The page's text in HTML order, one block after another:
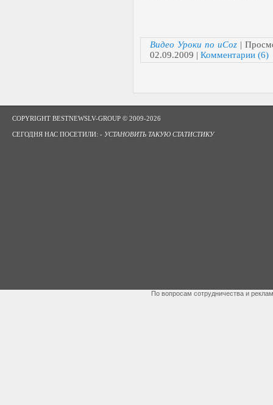
Видео Уроки по uCoz |
02.09.2009 | Комментарии (6)
COPYRIGHT BESTNEWSLV-GROUP © 2009-2026
СЕГОДНЯ НАС ПОСЕТИЛИ: - УСТАНОВИТЬ ТАКУЮ СТАТИСТИКУ
По вопросам сотрудничества и